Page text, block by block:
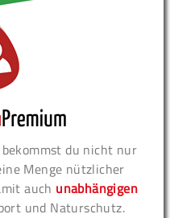
du nicht nur
Menge nützlicher
auch unabhängigen
und Naturschutz.